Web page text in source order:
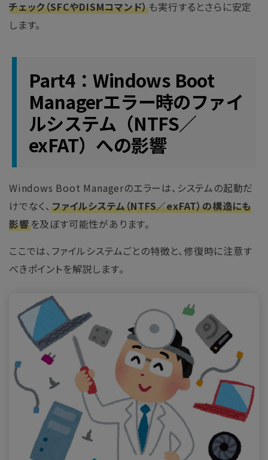
チェック（SFCやDISMコマンド）も実行するとさらに安定
します。
Part4：Windows Boot
Managerエラー時のファイ
ルシステム（NTFS／
exFAT）への影響
Windows Boot Managerのエラーは、システムの起動だ
けでなく、 ファイルシステム（NTFS／exFAT）の構造にも
影響を及ぼす可能性があります。
ここでは、ファイルシステムごとの特徴と、修復時に注意す
べきポイントを解説します。